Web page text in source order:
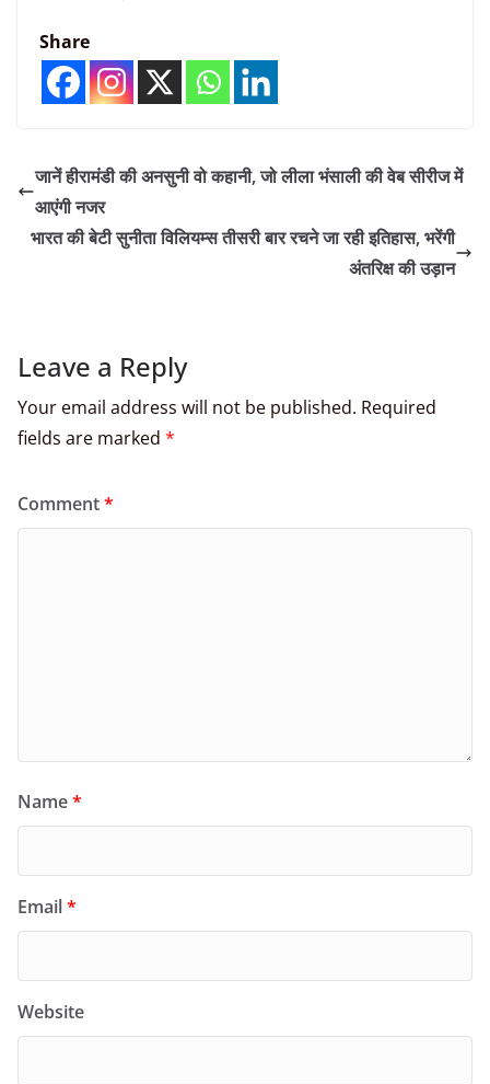
Share
जानें हीरामंडी की अनसुनी वो कहानी, जो लीला भंसाली की वेब सीरीज में
आएंगी नजर
भारत की बेटी सुनीता विलियम्स तीसरी बार रचने जा रही इतिहास, भरेंगी
अंतरिक्ष की उड़ान
Leave a Reply
Your email address will not be published. Required
fields are marked *
Comment*
Name*
Email*
Website